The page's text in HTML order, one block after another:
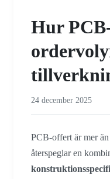
Hur
24 december 2025
PCB-offert är mer
återspeglar en